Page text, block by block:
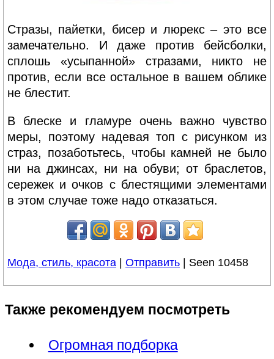
Стразы, пайетки, бисер и люрекс – это все
замечательно. И даже против бейсболки,
сплошь «усыпанной» стразами, никто не
против, если все остальное в вашем облике
не блестит.
В блеске и гламуре очень важно чувство
меры, поэтому надевая топ с рисунком из
страз, позаботьтесь, чтобы камней не было
ни на джинсах, ни на обуви; от браслетов,
сережек и очков с блестящими элементами
в этом случае тоже надо отказаться.
Мода, стиль, красота Отправить | Seen 10458
Также рекомендуем посмотреть
Огромная подборка